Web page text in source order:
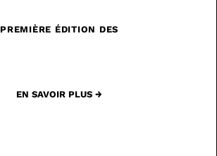
PREMIÈRE ÉDITION DES
EN SAVOIR PLUS →